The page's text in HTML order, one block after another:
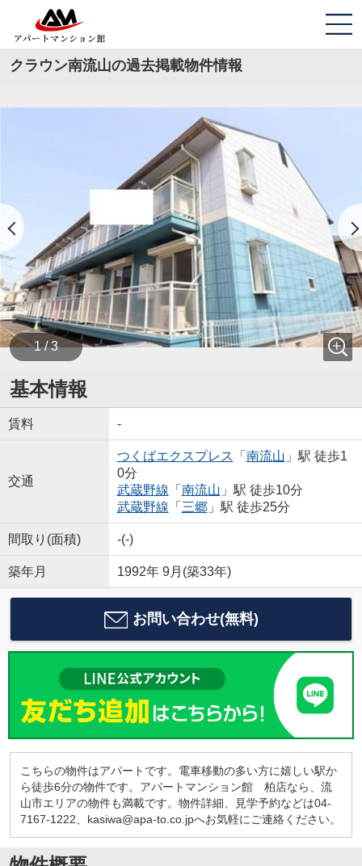
クラウン南流山の過去掲載物件情報
1 / 3
基本情報
賃料 -
交通
つくばエクスプレス 「 南流山 」駅 徒歩1
0分
武蔵野線 「 南流山 」駅 徒歩10分
武蔵野線 「 三郷」駅 徒歩25分
間取り(面積) -(-)
築年月 1992年 9月(築33年)
お問い合わせ(無料)
こちらの物件はアパートです。電車移動の多い方に嬉しい駅か
ら徒歩6分の物件です。アパートマンション館 柏店なら、流
山市エリアの物件も満載です。物件詳細、見学予約などは04-
7167-1222、kasiwa@apa-to.co.jpへお気軽にご連絡ください。